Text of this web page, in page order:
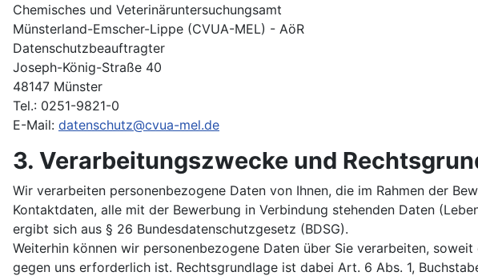
Chemisches und Veterinäruntersuchungsamt
Münsterland-Emscher-Lippe (CVUA-MEL) - AöR
Datenschutzbeauftragter
Joseph-König-Straße 40
48147 Münster
Tel.: 0251-9821-0
E-Mail: datenschutz@cvua-mel.de
3. Verarbeitungszwecke und
Wir verarbeiten personenbezogene Daten von Ihnen, die im Rahmen der
Kontaktdaten, alle mit der Bewerbung in Verbindung stehenden Daten
ergibt sich aus § 26 Bundesdatenschutzgesetz (BDSG).
Weiterhin können wir personenbezogene Daten über Sie verarbeiten,
gegen uns erforderlich ist. Rechtsgrundlage ist dabei Art. 6 Abs. 1,